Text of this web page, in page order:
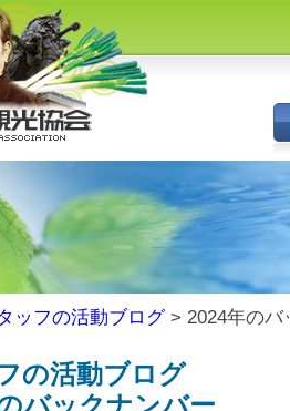
・花園町・
ッフの活動ブログ> 2024年のバ
の活動ブログ
バックナンバー